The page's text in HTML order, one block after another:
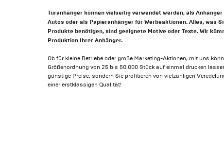
Türanhänger können vielseitig verwendet werden, als
Autos oder als Papieranhänger für Werbeaktionen. Alles, was
Produkte benötigen, sind geeignete Motive oder Texte. Wir
Produktion Ihrer Anhänger.
Ob für kleine Betriebe oder große Marketing-Aktionen, mit uns
Größenordnung von 25 bis 50.000 Stück auf einmal drucken
günstige Preise, sondern Sie profitieren von vielzähligen
einer erstklassigen Qualität!